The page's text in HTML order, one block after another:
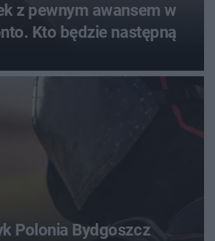
z pewnym awansem w
Kto będzie następną
Polonia Bydgoszcz